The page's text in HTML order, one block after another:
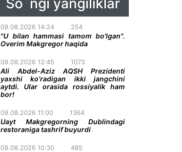
So`ngi yangiliklar
09.08.2026 14:24 254
"U bilan hammasi tamom bo'lgan".
Overim Makgregor haqida
09.08.2026 12:45 1073
Ali Abdel-Aziz AQSH Prezidenti
yaxshi ko'radigan ikki jangchini
aytdi. Ular orasida rossiyalik ham
bor!
09.08.2026 11:00 1364
Uayt Makgregorning Dublindagi
restoraniga tashrif buyurdi
09.08.2026 10:30 485